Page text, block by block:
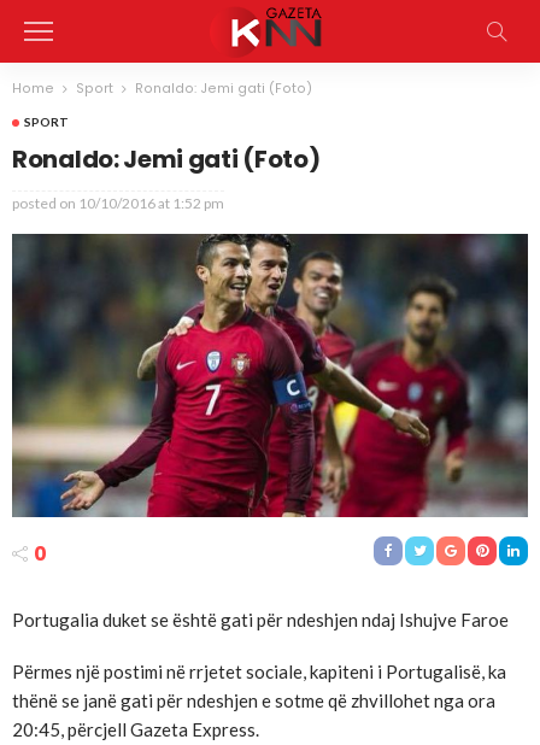
Home Sport Ronaldo: Jemi gati (Foto)
SPORT
Ronaldo: Jemi gati (Foto)
posted on 10/10/2016 at 1:52 pm
0
Portugalia duket se është gati për ndeshjen ndaj Ishujve Faroe
Përmes një postimi në rrjetet sociale, kapiteni i Portugalisë, ka
thënë se janë gati për ndeshjen e sotme që zhvillohet nga ora
20:45, përcjell Gazeta Express.